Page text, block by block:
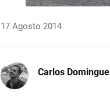
17 Agosto 2014
Carlos